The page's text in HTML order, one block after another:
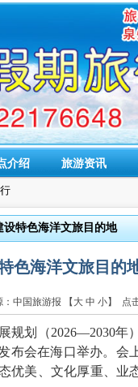
介绍 旅游资讯
设特色海洋文旅目的地
色海洋文旅目的
：中国旅游报 【大 中 小】 点
规划（2026—2030年
布会在海口举办。会
优美、文化厚重、业